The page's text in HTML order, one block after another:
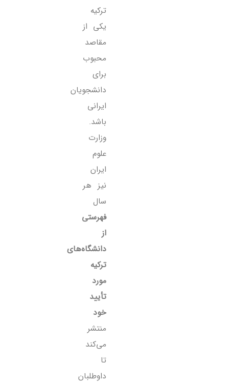
ترکیه
یکی از
مقاصد
محبوب
برای
دانشجویان
ایرانی
باشد.
وزارت
علوم
ایران
نیز هر
سال
فهرستی
از
دانشگاه‌های
ترکیه
مورد
تأیید
خود
منتشر
می‌کند
تا
داوطلبان